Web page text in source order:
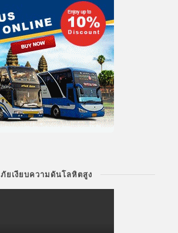
ภัยเงียบความดันโลหิตสูง